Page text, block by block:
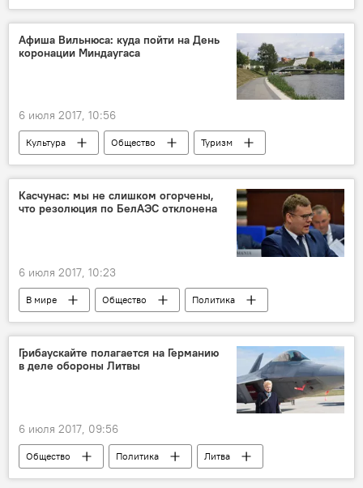
Аналитика
Франция
Эммануэль Макрон
соцсети
увлечения президента Франции Макрона
Афиша Вильнюса: куда пойти на День
коронации Миндаугаса
6 июля 2017, 10:56
Культура Общество
Туризм
Литва
День коронации Миндаугаса
афиша
Касчунас: мы не слишком огорчены,
что резолюция по БелАЭС отклонена
6 июля 2017, 10:23
В мире Общество
Политика
Беларусь
Александр Лукашенко
ОБСЕ
атомная электростанция БелАЭС строительство эксплуатация
Конфликт Литвы и Белоруссии из-за строительства АЭС
Грибаускайте полагается на Германию
в деле обороны Литвы
6 июля 2017, 09:56
Общество Политика
Литва
Даля Грибаускайте
Норберт Ламмерт